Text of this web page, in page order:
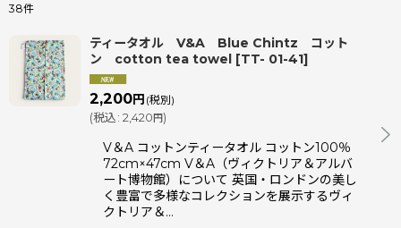
表示数
並び順:
絞り込む
38件
ティータオル V&A Blue Chintz コット
ン cotton tea towel [TT- 01-41]
2,200円 (税別)
(税込: 2,420 円)
V＆A コットンティータオル コットン100％
72cm×47cm V＆A（ヴィクトリア＆アルバ
ート博物館）について 英国・ロンドンの美し
く豊富で多様なコレクションを展示するヴィ
クトリア＆…